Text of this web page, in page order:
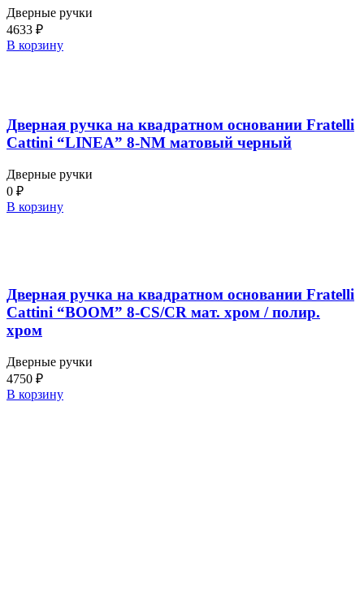
Дверные ручки
4633 ₽
В корзину
Дверная ручка на квадратном основании Fratelli
Cattini “LINEA” 8-NM матовый черный
Дверные ручки
0 ₽
В корзину
Дверная ручка на квадратном основании Fratelli
Cattini “BOOM” 8-CS/CR мат. хром / полир.
хром
Дверные ручки
4750 ₽
В корзину